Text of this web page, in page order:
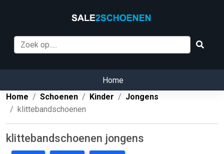
Home
Home
Schoenen Kinder
Jongens
klittebandschoenen
klittebandschoenen jongens